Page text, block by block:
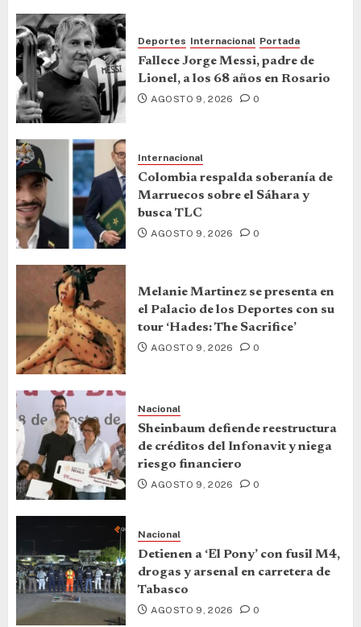
Deportes Internacional Portada
Fallece Jorge Messi, padre de
Lionel, a los 68 años en Rosario
AGOSTO 9, 2026 0
Internacional
Colombia respalda soberanía de
Marruecos sobre el Sáhara y
busca TLC
AGOSTO 9, 2026 0
Melanie Martinez se presenta en
el Palacio de los Deportes con su
tour ‘Hades: The Sacrifice’
AGOSTO 9, 2026 0
Nacional
Sheinbaum defiende reestructura
de créditos del Infonavit y niega
riesgo financiero
AGOSTO 9, 2026 0
Nacional
Detienen a ‘El Pony’ con fusil M4,
drogas y arsenal en carretera de
Tabasco
AGOSTO 9, 2026 0